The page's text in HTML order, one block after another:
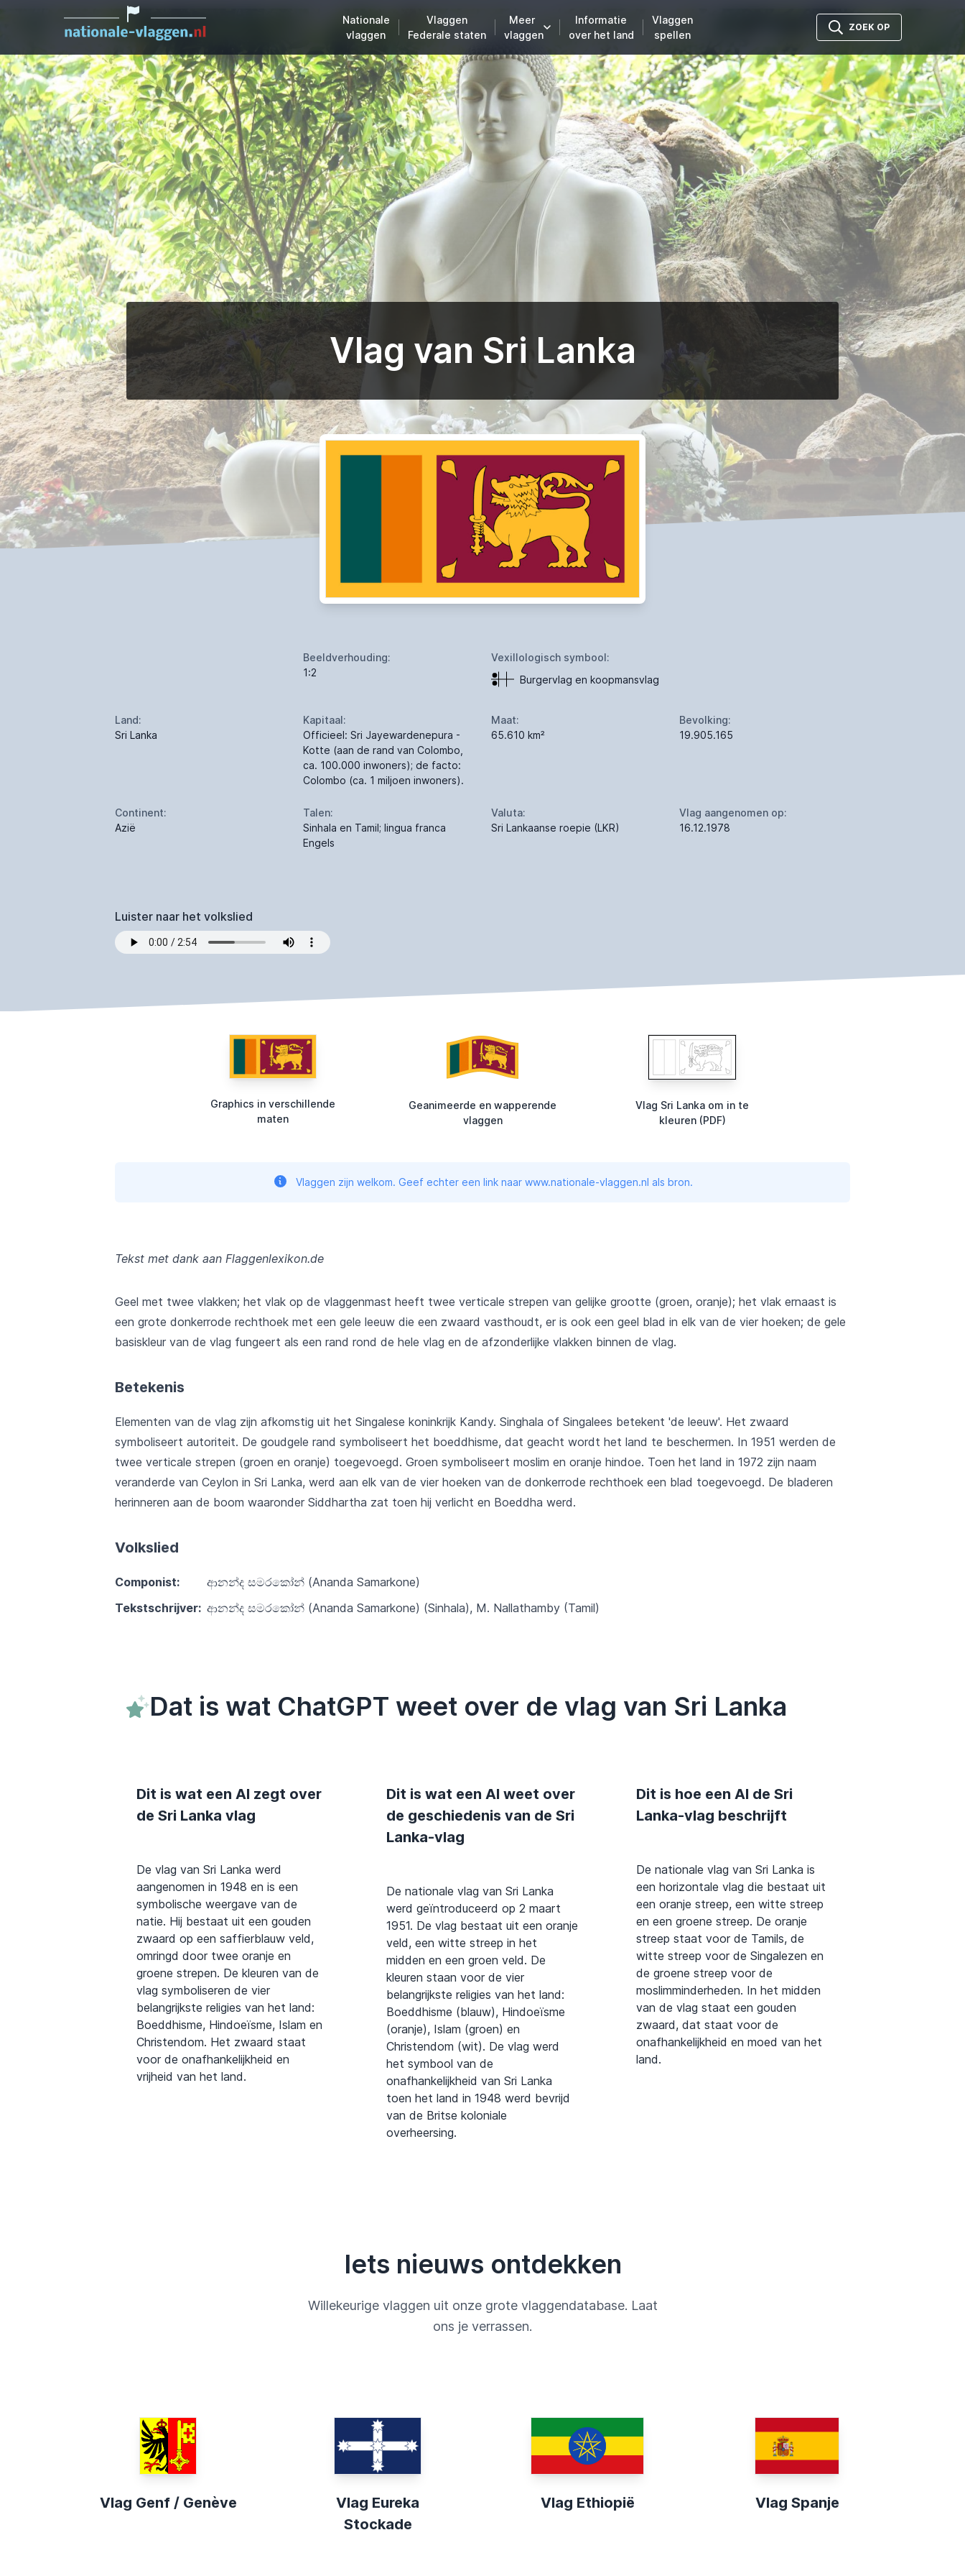
Nationale
vlaggen
Vlaggen
Federale staten
Meer
vlaggen
Informatie
over het land
Vlaggen
spellen
ZOEK OP
Vlag van Sri Lanka
Beeldverhouding:
1:2
Vexillologisch symbool:
Burgervlag en koopmansvlag
Land:
Sri Lanka
Kapitaal:
Officieel: Sri Jayewardenepura -
Kotte (aan de rand van Colombo,
ca. 100.000 inwoners); de facto:
Colombo (ca. 1 miljoen inwoners).
Maat:
65.610 km²
Bevolking:
19.905.165
Continent:
Azië
Talen:
Sinhala en Tamil; lingua franca
Engels
Valuta:
Sri Lankaanse roepie (LKR)
Vlag aangenomen op:
16.12.1978
Luister naar het volkslied
Graphics in verschillende
maten
Geanimeerde en wapperende
vlaggen
Vlag Sri Lanka om in te
kleuren (PDF)
Vlaggen zijn welkom. Geef echter een link naar www.nationale-vlaggen.nl als bron.
Tekst met dank aan Flaggenlexikon.de
Geel met twee vlakken; het vlak op de vlaggenmast heeft twee verticale strepen van gelijke grootte (groen, oranje); het vlak ernaast is
een grote donkerrode rechthoek met een gele leeuw die een zwaard vasthoudt, er is ook een geel blad in elk van de vier hoeken; de gele
basiskleur van de vlag fungeert als een rand rond de hele vlag en de afzonderlijke vlakken binnen de vlag.
Betekenis
Elementen van de vlag zijn afkomstig uit het Singalese koninkrijk Kandy. Singhala of Singalees betekent 'de leeuw'. Het zwaard
symboliseert autoriteit. De goudgele rand symboliseert het boeddhisme, dat geacht wordt het land te beschermen. In 1951 werden de
twee verticale strepen (groen en oranje) toegevoegd. Groen symboliseert moslim en oranje hindoe. Toen het land in 1972 zijn naam
veranderde van Ceylon in Sri Lanka, werd aan elk van de vier hoeken van de donkerrode rechthoek een blad toegevoegd. De bladeren
herinneren aan de boom waaronder Siddhartha zat toen hij verlicht en Boeddha werd.
Volkslied
Componist:
ආනන්ද සමරකෝන් (Ananda Samarkone)
Tekstschrijver: ආනන්ද සමරකෝන් (Ananda Samarkone) (Sinhala), M. Nallathamby (Tamil)
Dat is wat ChatGPT weet over de vlag van Sri Lanka
Dit is wat een AI zegt over
de Sri Lanka vlag
De vlag van Sri Lanka werd
aangenomen in 1948 en is een
symbolische weergave van de
natie. Hij bestaat uit een gouden
zwaard op een saffierblauw veld,
omringd door twee oranje en
groene strepen. De kleuren van de
vlag symboliseren de vier
belangrijkste religies van het land:
Boeddhisme, Hindoeïsme, Islam en
Christendom. Het zwaard staat
voor de onafhankelijkheid en
vrijheid van het land.
Dit is wat een AI weet over
de geschiedenis van de Sri
Lanka-vlag
De nationale vlag van Sri Lanka
werd geïntroduceerd op 2 maart
1951. De vlag bestaat uit een oranje
veld, een witte streep in het
midden en een groen veld. De
kleuren staan voor de vier
belangrijkste religies van het land:
Boeddhisme (blauw), Hindoeïsme
(oranje), Islam (groen) en
Christendom (wit). De vlag werd
het symbool van de
onafhankelijkheid van Sri Lanka
toen het land in 1948 werd bevrijd
van de Britse koloniale
overheersing.
Dit is hoe een AI de Sri
Lanka-vlag beschrijft
De nationale vlag van Sri Lanka is
een horizontale vlag die bestaat uit
een oranje streep, een witte streep
en een groene streep. De oranje
streep staat voor de Tamils, de
witte streep voor de Singalezen en
de groene streep voor de
moslimminderheden. In het midden
van de vlag staat een gouden
zwaard, dat staat voor de
onafhankelijkheid en moed van het
land.
Iets nieuws ontdekken
Willekeurige vlaggen uit onze grote vlaggendatabase. Laat
ons je verrassen.
Vlag Genf / Genève
Vlag Eureka
Stockade
Vlag Ethiopië Vlag Spanje